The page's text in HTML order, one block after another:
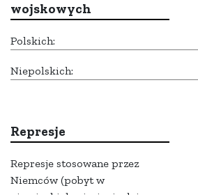
wojskowych
Polskich:
Niepolskich:
Represje
Represje stosowane przez
Niemców (pobyt w